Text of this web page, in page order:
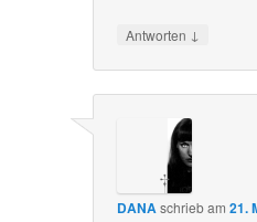
Antworten ↓
DANAschriebam21.